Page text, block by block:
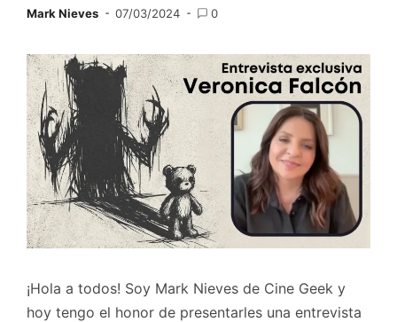
Mark Nieves 07/03/2024 0
¡Hola a todos! Soy Mark Nieves de Cine Geek y
hoy tengo el honor de presentarles una entrevista